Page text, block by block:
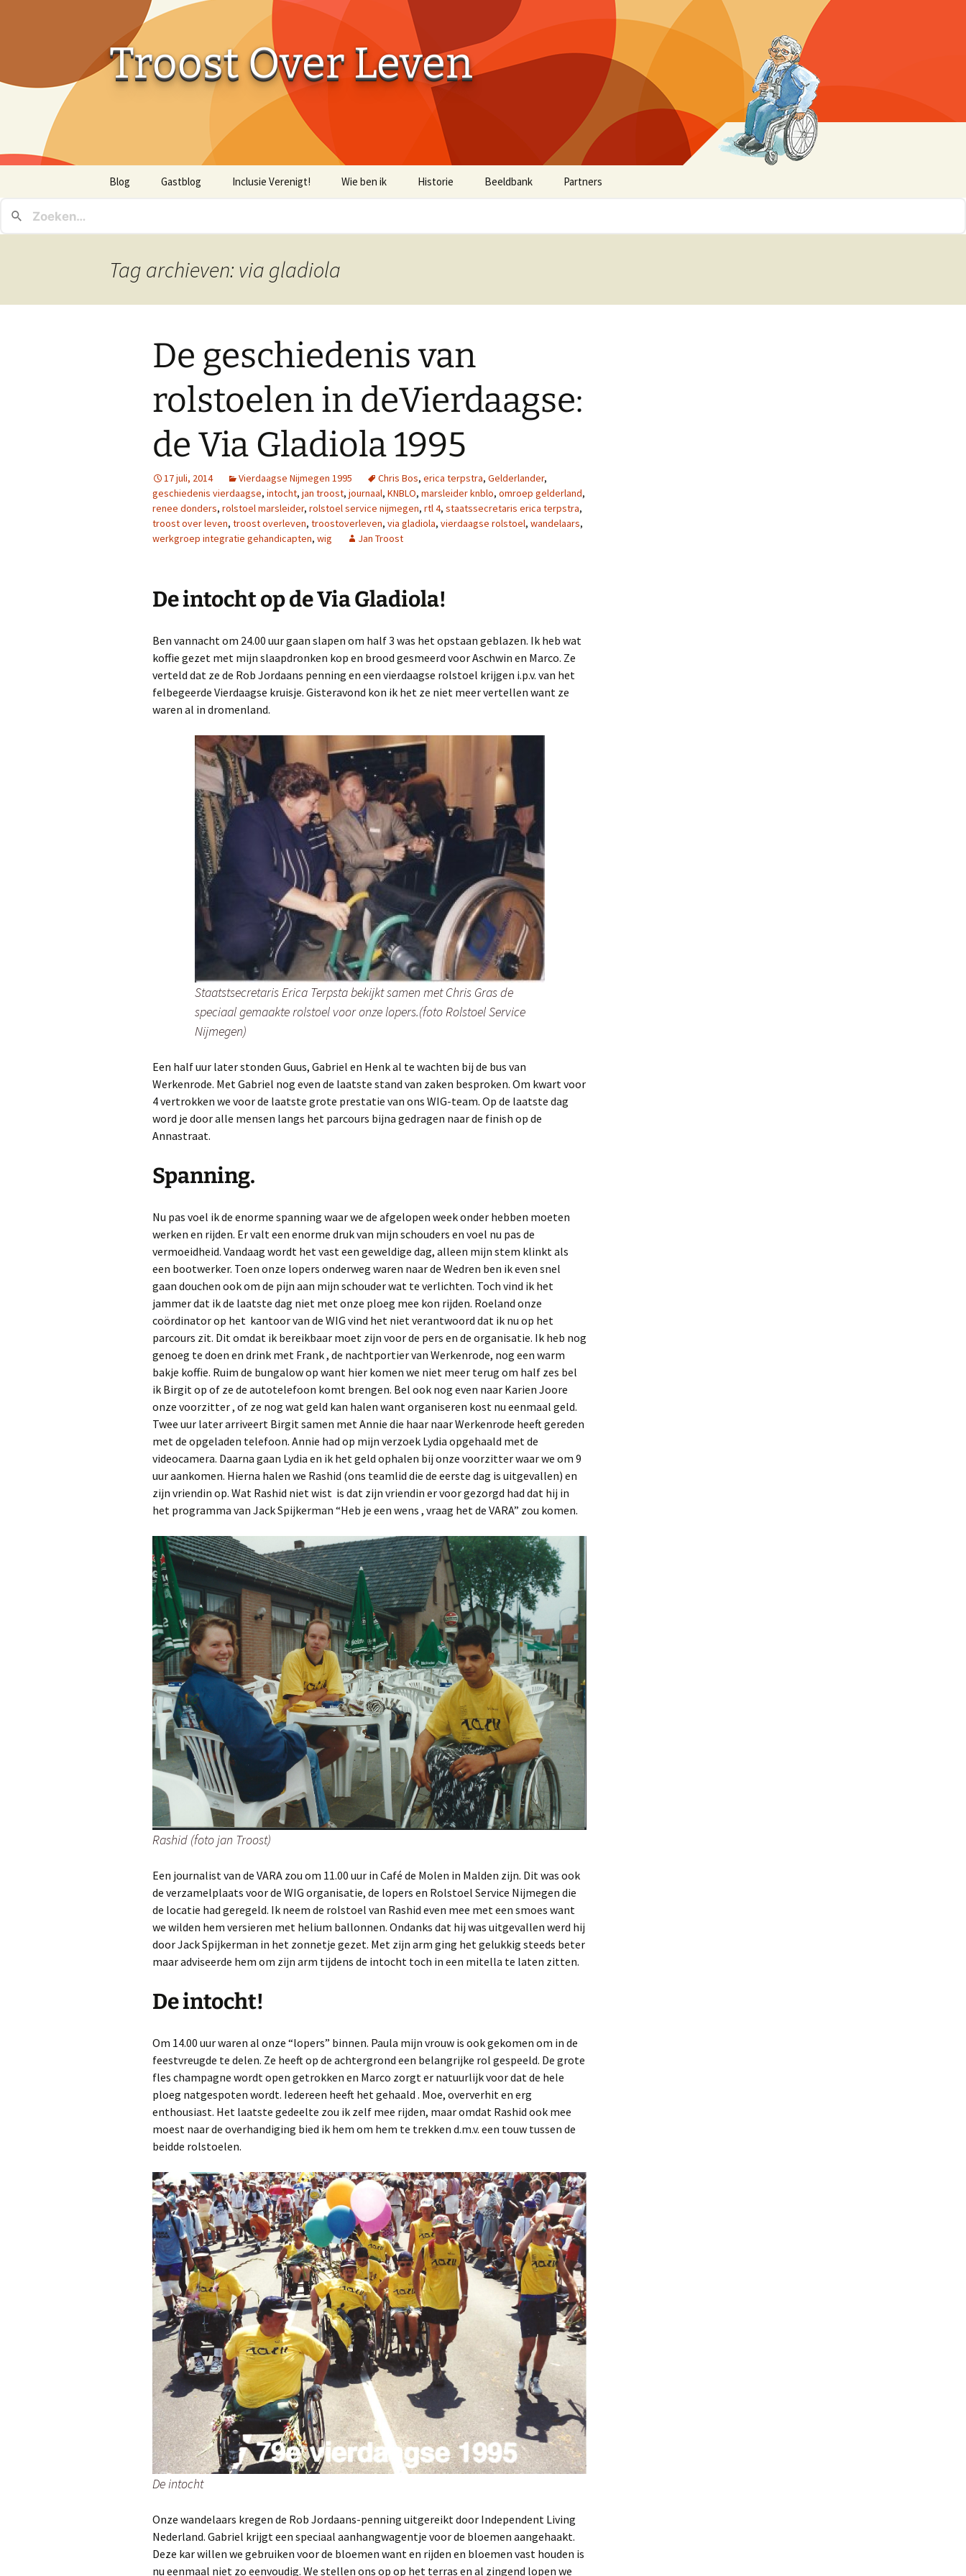
Troost Over Leven
Blog Gastblog Inclusie Verenigt! Wie ben ik Historie Beeldbank Partners
Tag archieven: via gladiola
De geschiedenis van
rolstoelen in deVierdaagse:
de Via Gladiola 1995
17 juli, 2014 Vierdaagse Nijmegen 1995 Chris Bos, erica terpstra, Gelderlander,
geschiedenis vierdaagse, intocht, jan troost, journaal, KNBLO, marsleider knblo, omroep gelderland,
renee donders, rolstoel marsleider, rolstoel service nijmegen, rtl 4, staatssecretaris erica terpstra,
troost over leven, troost overleven, troostoverleven, via gladiola, vierdaagse rolstoel, wandelaars,
werkgroep integratie gehandicapten, wig Jan Troost
De intocht op de Via Gladiola!
Ben vannacht om 24.00 uur gaan slapen om half 3 was het opstaan geblazen. Ik heb wat
koffie gezet met mijn slaapdronken kop en brood gesmeerd voor Aschwin en Marco. Ze
verteld dat ze de Rob Jordaans penning en een vierdaagse rolstoel krijgen i.p.v. van het
felbegeerde Vierdaagse kruisje. Gisteravond kon ik het ze niet meer vertellen want ze
waren al in dromenland.
Staatstsecretaris Erica Terpsta bekijkt samen met Chris Gras de
speciaal gemaakte rolstoel voor onze lopers.(foto Rolstoel Service
Nijmegen)
Een half uur later stonden Guus, Gabriel en Henk al te wachten bij de bus van
Werkenrode. Met Gabriel nog even de laatste stand van zaken besproken. Om kwart voor
4 vertrokken we voor de laatste grote prestatie van ons WIG-team. Op de laatste dag
word je door alle mensen langs het parcours bijna gedragen naar de finish op de
Annastraat.
Spanning.
Nu pas voel ik de enorme spanning waar we de afgelopen week onder hebben moeten
werken en rijden. Er valt een enorme druk van mijn schouders en voel nu pas de
vermoeidheid. Vandaag wordt het vast een geweldige dag, alleen mijn stem klinkt als
een bootwerker. Toen onze lopers onderweg waren naar de Wedren ben ik even snel
gaan douchen ook om de pijn aan mijn schouder wat te verlichten. Toch vind ik het
jammer dat ik de laatste dag niet met onze ploeg mee kon rijden. Roeland onze
coördinator op het kantoor van de WIG vind het niet verantwoord dat ik nu op het
parcours zit. Dit omdat ik bereikbaar moet zijn voor de pers en de organisatie. Ik heb nog
genoeg te doen en drink met Frank , de nachtportier van Werkenrode, nog een warm
bakje koffie. Ruim de bungalow op want hier komen we niet meer terug om half zes bel
ik Birgit op of ze de autotelefoon komt brengen. Bel ook nog even naar Karien Joore
onze voorzitter , of ze nog wat geld kan halen want organiseren kost nu eenmaal geld.
Twee uur later arriveert Birgit samen met Annie die haar naar Werkenrode heeft gereden
met de opgeladen telefoon. Annie had op mijn verzoek Lydia opgehaald met de
videocamera. Daarna gaan Lydia en ik het geld ophalen bij onze voorzitter waar we om 9
uur aankomen. Hierna halen we Rashid (ons teamlid die de eerste dag is uitgevallen) en
zijn vriendin op. Wat Rashid niet wist is dat zijn vriendin er voor gezorgd had dat hij in
het programma van Jack Spijkerman “Heb je een wens , vraag het de VARA” zou komen.
Rashid (foto jan Troost)
Een journalist van de VARA zou om 11.00 uur in Café de Molen in Malden zijn. Dit was ook
de verzamelplaats voor de WIG organisatie, de lopers en Rolstoel Service Nijmegen die
de locatie had geregeld. Ik neem de rolstoel van Rashid even mee met een smoes want
we wilden hem versieren met helium ballonnen. Ondanks dat hij was uitgevallen werd hij
door Jack Spijkerman in het zonnetje gezet. Met zijn arm ging het gelukkig steeds beter
maar adviseerde hem om zijn arm tijdens de intocht toch in een mitella te laten zitten.
De intocht!
Om 14.00 uur waren al onze “lopers” binnen. Paula mijn vrouw is ook gekomen om in de
feestvreugde te delen. Ze heeft op de achtergrond een belangrijke rol gespeeld. De grote
fles champagne wordt open getrokken en Marco zorgt er natuurlijk voor dat de hele
ploeg natgespoten wordt. Iedereen heeft het gehaald . Moe, oververhit en erg
enthousiast. Het laatste gedeelte zou ik zelf mee rijden, maar omdat Rashid ook mee
moest naar de overhandiging bied ik hem om hem te trekken d.m.v. een touw tussen de
beidde rolstoelen.
De intocht
Onze wandelaars kregen de Rob Jordaans-penning uitgereikt door Independent Living
Nederland. Gabriel krijgt een speciaal aanhangwagentje voor de bloemen aangehaakt.
Deze kar willen we gebruiken voor de bloemen want en rijden en bloemen vast houden is
nu eenmaal niet zo eenvoudig. We stellen ons op op het terras en al zingend lopen we